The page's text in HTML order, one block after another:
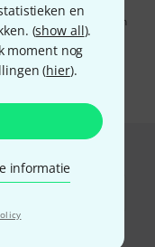
en
(show all).
moment nog
(hier).
informatie
met het ontvangen
afmelden. Meer
u in onzerichtlijn
.